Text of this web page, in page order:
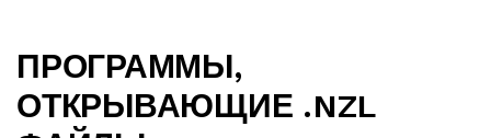
ПРОГРАММЫ,
ОТКРЫВАЮЩИЕ .NZL